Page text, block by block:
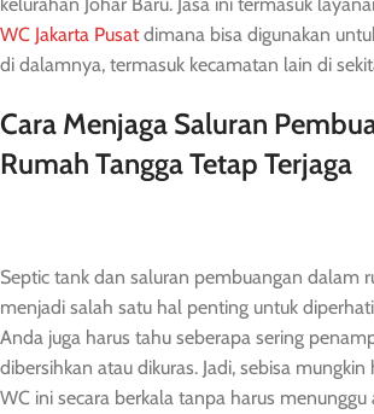
WC Jakarta Pusatdimana bisa digunakan
di dalamnya, termasuk kecamatan lain di
Cara Menjaga Saluran
Rumah Tangga Tetap Terjaga
Septic tank dan saluran pembuangan dalam
menjadi salah satu hal penting untuk
Anda juga harus tahu seberapa sering
dibersihkan atau dikuras. Jadi, sebisa mungkin
WC ini secara berkala tanpa harus